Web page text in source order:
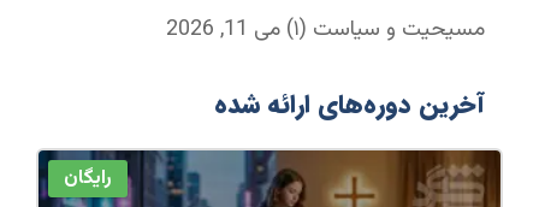
مسیحیت و سیاست (۱) می 11, 2026
آخرین دوره‌های ارائه شده
رایگان